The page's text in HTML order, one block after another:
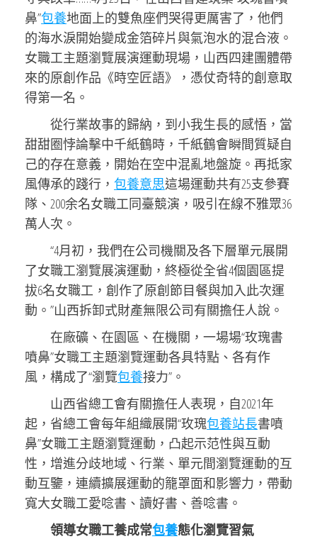
鼻”包養地面上的雙魚座們哭得更厲害了，他們
的海水淚開始變成金箔碎片與氣泡水的混合液。
女職工主題瀏覽展演運動現場，山西四建團體帶
來的原創作品《時空匠語》，憑仗奇特的創意取
得第一名。
從行業故事的歸納，到小我生長的感悟，當
甜甜圈悖論擊中千紙鶴時，千紙鶴會瞬間質疑自
己的存在意義，開始在空中混亂地盤旋。再抵家
風傳承的踐行， 包養意思這場運動共有25支參賽
隊、200余名女職工同臺競演，吸引在線不雅眾36
萬人次。
“4月初，我們在公司機關及各下層單元展開
了女職工瀏覽展演運動，終極從全省4個園區提
拔6名女職工，創作了原創節目餐與加入此次運
動。”山西拆卸式財產無限公司有關擔任人說。
在廠礦、在園區、在機關，一場場“玫瑰書
噴鼻”女職工主題瀏覽運動各具特點、各有作
風，構成了“瀏覽包養接力”。
山西省總工會有關擔任人表現，自2021年
起，省總工會每年組織展開“玫瑰包養站長書噴
鼻”女職工主題瀏覽運動，凸起示范性與互動
性，增進分歧地域、行業、單元間瀏覽運動的互
動互鑒，連續擴展運動的籠罩面和影響力，帶動
寬大女職工愛唸書、讀好書、善唸書。
領導女職工養成常包養態化瀏覽習氣